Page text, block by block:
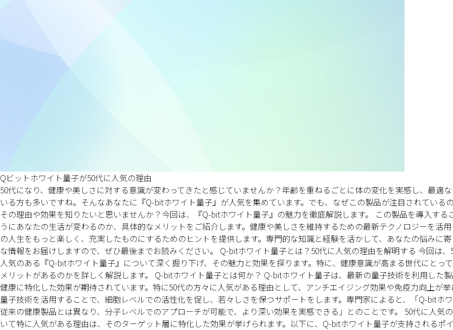
Qビットホワイト量子が50代に人気の理由
50代になり、健康や美しさに対する意識が変わってきたと感じていませんか？年齢を重ねるごとに体の変化を実感し、最適
いる方も多いですね。そんなあなたに『Q-bitホワイト量子』が人気を集めています。でも、なぜこの製品が注目されている
その理由や効果を知りたいと思いませんか？今回は、『Q-bitホワイト量子』の魅力を徹底解説します。 この製品を導入する
うにあなたの生活が変わるのか、具体的なメリットをご紹介します。健康や美しさを維持するための最新テクノロジーを活
の人生をもっと楽しく、充実したものにするためのヒントを提供します。専門的な知識と経験を活かして、あなたの悩みに
な情報をお届けしますので、ぜひ最後までお読みください。 Q-bitホワイト量子とは？50代に人気の理由を解明する 今回は、
人気のある『Q-bitホワイト量子』について深く掘り下げ、その魅力と効果を探ります。特に、健康意識が高まる世代にとっ
メリットがあるのかを詳しく解説します。 Q-bitホワイト量子とは何か？ Q-bitホワイト量子は、最新の量子技術を利用した
健康に特化した効果が期待されています。特に50代の方々に人気がある理由として、アンチエイジング効果や免疫力向上が挙
量子技術を活用することで、細胞レベルでの活性化を促し、若々しさを保つサポートをします。専門家によると、「Q-bitホワ
従来の健康製品とは異なり、分子レベルでのアプローチが可能で、より深い効果を実感できる」とのことです。 50代に人気
いて特に人気がある理由は、そのターゲット層に特化した効果が挙げられます。以下に、Q-bitホワイト量子が支持されるポ